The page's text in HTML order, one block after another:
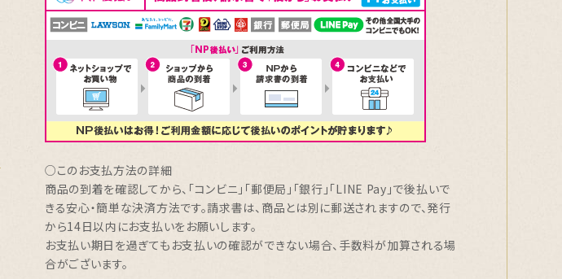
○このお支払方法の詳細
商品の到着を確認してから、「コンビニ」「郵便局」「銀行」「LINE Pay」で後払いで
きる安心・簡単な決済方法です。請求書は、 商品とは別に郵送されますので、発行
から14日以内にお支払いをお願いします。
お支払い期日を過ぎてもお支払いの確認ができない場合、手数料が加算される場
合がございます。